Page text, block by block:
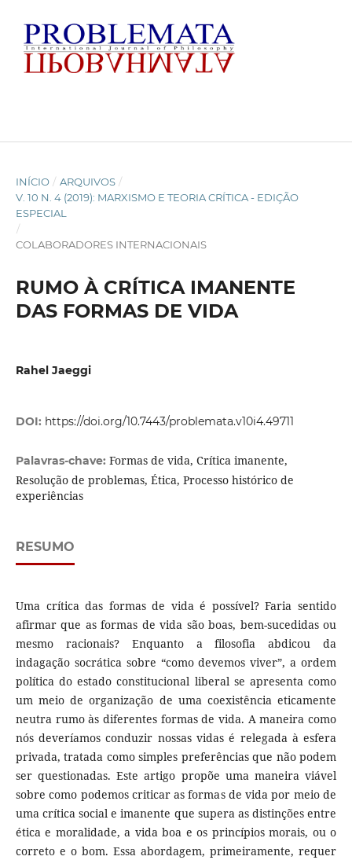
INÍCIO / ARQUIVOS /
V. 10 N. 4 (2019): MARXISMO E TEORIA CRÍTICA - EDIÇÃO
ESPECIAL
/
COLABORADORES INTERNACIONAIS
RUMO À CRÍTICA IMANENTE
DAS FORMAS DE VIDA
Rahel Jaeggi
DOI: https://doi.org/10.7443/problemata.v10i4.49711
Palavras-chave: Formas de vida, Crítica imanente,
Resolução de problemas, Ética, Processo histórico de
experiências
RESUMO
Uma crítica das formas de vida é possível? Faria sentido
afirmar que as formas de vida são boas, bem-sucedidas ou
mesmo racionais? Enquanto a filosofia abdicou da
indagação socrática sobre “como devemos viver”, a ordem
política do estado constitucional liberal se apresenta como
um meio de organização de uma coexistência eticamente
neutra rumo às diferentes formas de vida. A maneira como
nós deveríamos conduzir nossas vidas é relegada à esfera
privada, tratada como simples preferências que não podem
ser questionadas. Este artigo propõe uma maneira viável
sobre como podemos criticar as formas de vida por meio de
uma crítica social e imanente que supera as distinções entre
ética e moralidade, a vida boa e os princípios morais, ou o
correto e o bom. Essa abordagem, primeiramente, requer